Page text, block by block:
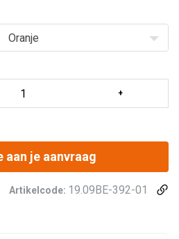
hoofdmaat 54 – 63 cm.
414-461 gr.; ref. BE-392-xx.
Oranje
aan je aanvraag
Artikelcode: 19.09BE-392-01